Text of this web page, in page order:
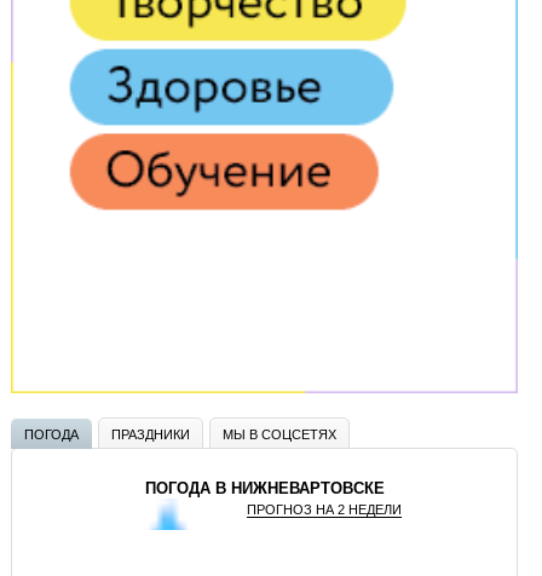
ПОГОДА ПРАЗДНИКИ МЫ В СОЦСЕТЯХ
ПОГОДА В НИЖНЕВАРТОВСКЕ
ПРОГНОЗ НА 2 НЕДЕЛИ